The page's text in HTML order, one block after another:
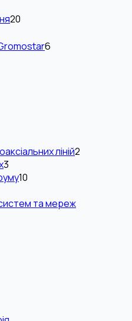
20
6
ліній2
3
10
та мереж